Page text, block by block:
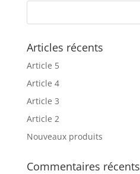
Articles récents
Article 5
Article 4
Article 3
Article 2
Nouveaux produits
Commentaires récents